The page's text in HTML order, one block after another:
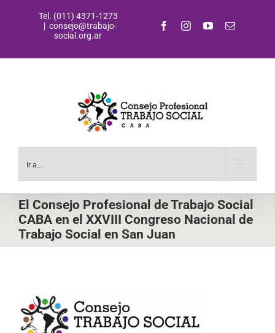
Tel. (011) 4371-1273
| consejo@trabajo-
social.org.ar
FacebookInstagramYouTubeCorreo
Ir a...
El Consejo Profesional de Trabajo Social
CABA en el XXVIII Congreso Nacional de
Trabajo Social en San Juan